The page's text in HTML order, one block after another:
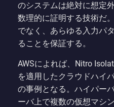
のシステムは絶対に想定
数理的に証明する技術だ
でなく、あらゆる入力パ
ることを保証する。
AWSによれば、Nitro
を適用したクラウドハイ
の事例となる。ハイパー
ーバ上で複数の仮想マシ